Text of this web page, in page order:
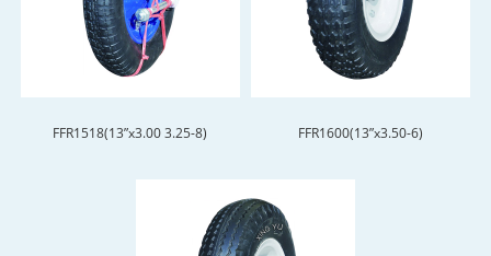
FFR1518(13”x3.00 3.25-8) FFR1600(13”x3.50-6)